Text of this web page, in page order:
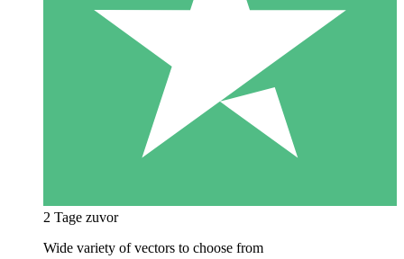
2 Tage zuvor
Wide variety of vectors to choose from